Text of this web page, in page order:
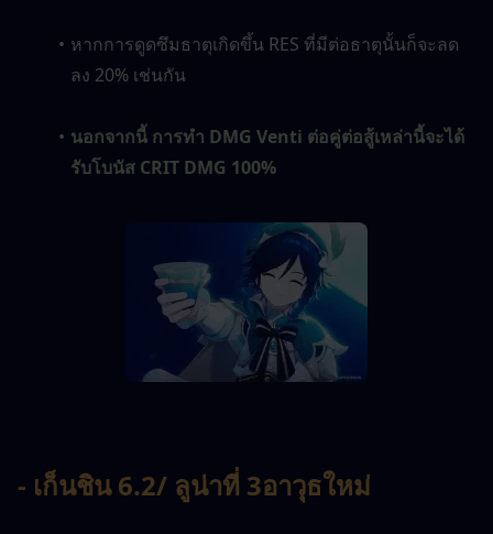
หากการดูดซึมธาตุเกิดขึ้น RES ที่มีต่อธาตุนั้นก็จะลด
ลง 20% เช่นกัน
นอกจากนี้ การทำ DMG Venti ต่อคู่ต่อสู้เหล่านี้จะได้
รับโบนัส CRIT DMG 100%
- เก็นชิน 6.2/ ลูน่าที่ 3อาวุธใหม่